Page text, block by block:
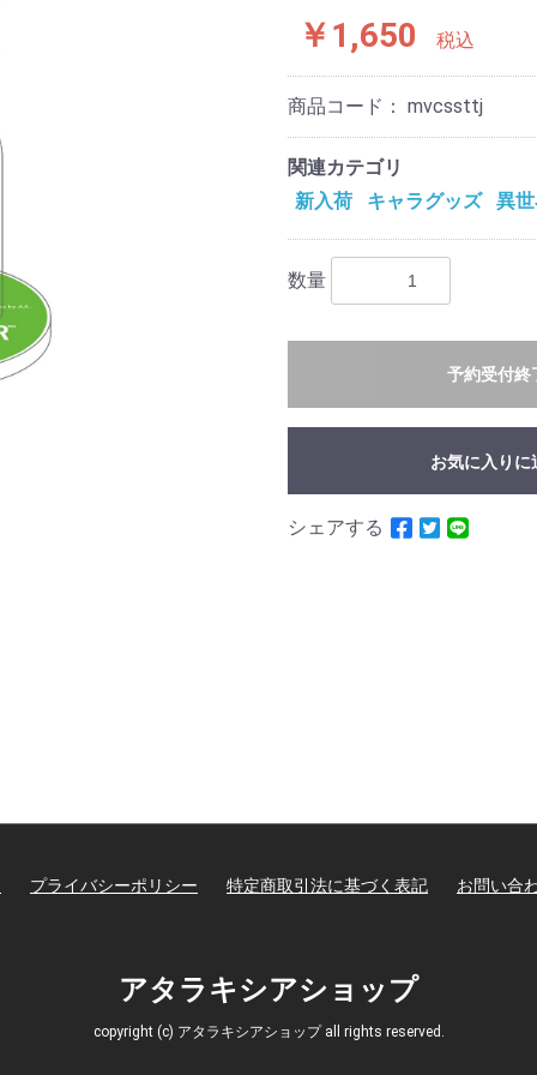
￥1,650 税込
商品コード： mvcssttj
関連カテゴリ
新入荷
キャラグッズ 異
数量
予約受付終
お気に入りに
シェアする
プライバシーポリシー 特定商取引法に基づく表記 お問い合
アタラキシアショップ
copyright (c) アタラキシアショップ all rights reserved.